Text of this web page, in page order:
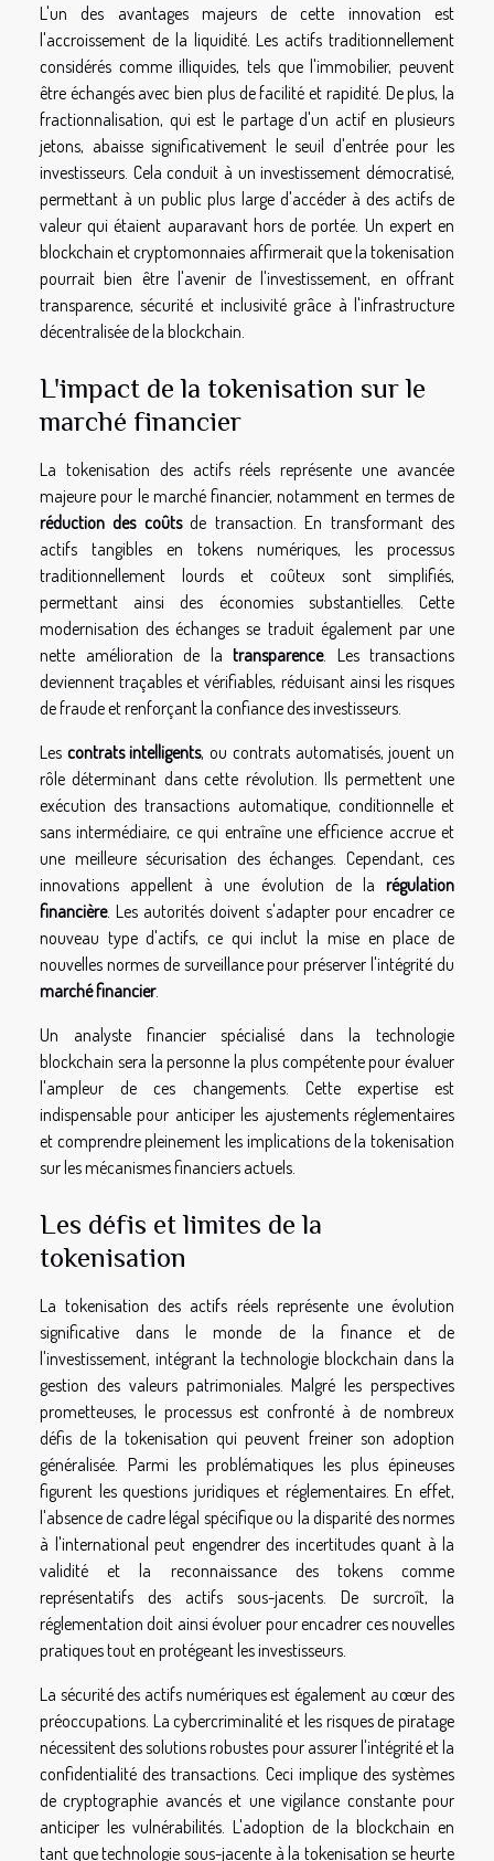
L'un des avantages majeurs de cette innovation est
l'accroissement de la liquidité. Les actifs traditionnellement
considérés comme illiquides, tels que l'immobilier, peuvent
être échangés avec bien plus de facilité et rapidité. De plus, la
fractionnalisation, qui est le partage d'un actif en plusieurs
jetons, abaisse significativement le seuil d'entrée pour les
investisseurs. Cela conduit à un investissement démocratisé,
permettant à un public plus large d'accéder à des actifs de
valeur qui étaient auparavant hors de portée. Un expert en
blockchain et cryptomonnaies affirmerait que la tokenisation
pourrait bien être l'avenir de l'investissement, en offrant
transparence, sécurité et inclusivité grâce à l'infrastructure
décentralisée de la blockchain.
L'impact de la tokenisation sur le
marché financier
La tokenisation des actifs réels représente une avancée
majeure pour le marché financier, notamment en termes de
réduction des coûtsde transaction. En transformant des
actifs tangibles en tokens numériques, les processus
traditionnellement lourds et coûteux sont simplifiés,
permettant ainsi des économies substantielles. Cette
modernisation des échanges se traduit également par une
nette amélioration de la transparence. Les transactions
deviennent traçables et vérifiables, réduisant ainsi les risques
de fraude et renforçant la confiance des investisseurs.
Les contrats intelligents, ou contrats automatisés, jouent un
rôle déterminant dans cette révolution. Ils permettent une
exécution des transactions automatique, conditionnelle et
sans intermédiaire, ce qui entraîne une efficience accrue et
une meilleure sécurisation des échanges. Cependant, ces
innovations appellent à une évolution de la régulation
financière. Les autorités doivent s'adapter pour encadrer ce
nouveau type d'actifs, ce qui inclut la mise en place de
nouvelles normes de surveillance pour préserver l'intégrité du
marché financier.
Un analyste financier spécialisé dans la technologie
blockchain sera la personne la plus compétente pour évaluer
l'ampleur de ces changements. Cette expertise est
indispensable pour anticiper les ajustements réglementaires
et comprendre pleinement les implications de la tokenisation
sur les mécanismes financiers actuels.
Les défis et limites de la
tokenisation
La tokenisation des actifs réels représente une évolution
significative dans le monde de la finance et de
l'investissement, intégrant la technologie blockchain dans la
gestion des valeurs patrimoniales. Malgré les perspectives
prometteuses, le processus est confronté à de nombreux
défis de la tokenisation qui peuvent freiner son adoption
généralisée. Parmi les problématiques les plus épineuses
figurent les questions juridiques et réglementaires. En effet,
l'absence de cadre légal spécifique ou la disparité des normes
à l'international peut engendrer des incertitudes quant à la
validité et la reconnaissance des tokens comme
représentatifs des actifs sous-jacents. De surcroît, la
réglementation doit ainsi évoluer pour encadrer ces nouvelles
pratiques tout en protégeant les investisseurs.
La sécurité des actifs numériques est également au cœur des
préoccupations. La cybercriminalité et les risques de piratage
nécessitent des solutions robustes pour assurer l'intégrité et la
confidentialité des transactions. Ceci implique des systèmes
de cryptographie avancés et une vigilance constante pour
anticiper les vulnérabilités. L'adoption de la blockchain en
tant que technologie sous-jacente à la tokenisation se heurte